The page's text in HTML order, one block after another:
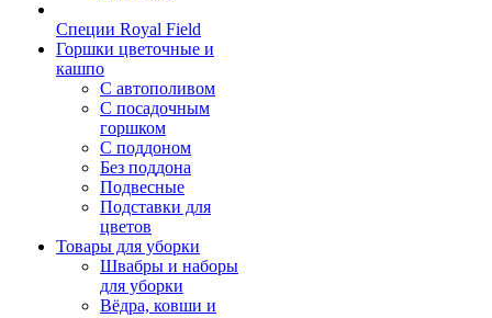
Специи Royal Field
Горшки цветочные и
кашпо
С автополивом
С посадочным
горшком
С поддоном
Без поддона
Подвесные
Подставки для
цветов
Товары для уборки
Швабры и наборы
для уборки
Вёдра, ковши и